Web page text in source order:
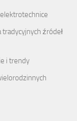
źródeł
i trendy